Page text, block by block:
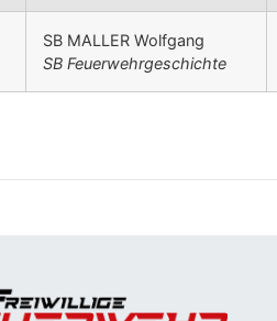
SB MALLER Wolfgang
SB Feuerwehrgeschichte